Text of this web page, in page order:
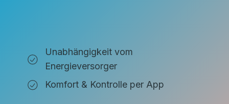
Unabhängigkeit vom
Energieversorger
Komfort & Kontrolle per App